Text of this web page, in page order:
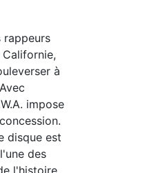
rappeurs
à
impose
disque est
des
l'histoire